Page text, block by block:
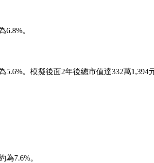
。
。模擬後面2年後總市值達332萬1,394
7.6%。